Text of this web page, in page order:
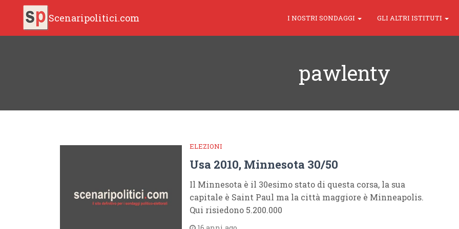
Scenaripolitici.com I NOSTRI SONDAGGI GLI ALTRI ISTITUTI
pawlenty
ELEZIONI
Usa 2010, Minnesota 30/50
Il Minnesota è il 30esimo stato di questa corsa, la sua
capitale è Saint Paul ma la città maggiore è Minneapolis.
Qui risiedono 5.200.000